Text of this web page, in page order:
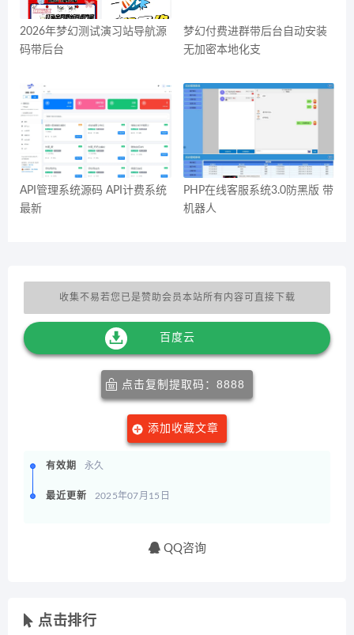
2026年梦幻测试演习站导航源
码带后台
梦幻付费进群带后台自动安装
无加密本地化支
API管理系统源码 API计费系统
最新
PHP在线客服系统3.0防黑版 带
机器人
收集不易若您已是赞助会员本站所有内容可直接下载
百度云
点击复制提取码：8888
添加收藏文章
有效期 永久
最近更新 2025年07月15日
QQ咨询
点击排行